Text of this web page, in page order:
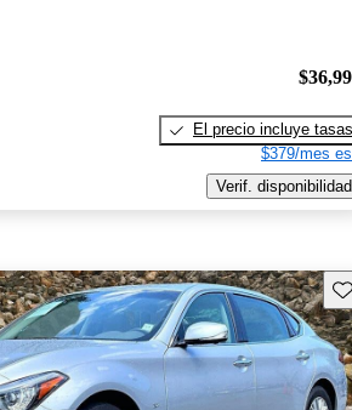
El precio incluye tasas
$379/mes
Verif. disponibilidad